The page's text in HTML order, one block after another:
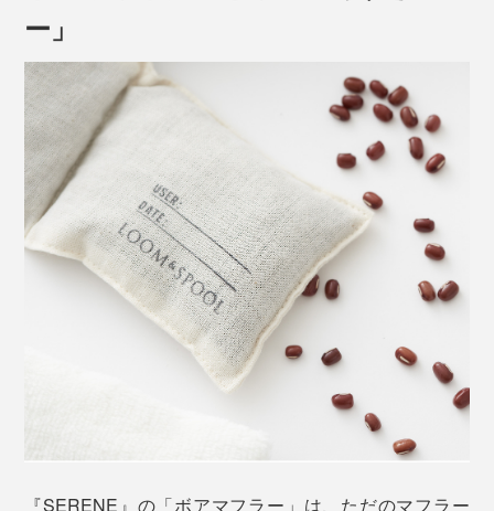
見た目にはみっちりしましたが、軽さはそのまま。“ひ
つじ感”もアップしています。
ー」
『SERENE』の「ボアマフラー」は、ただのマフラー